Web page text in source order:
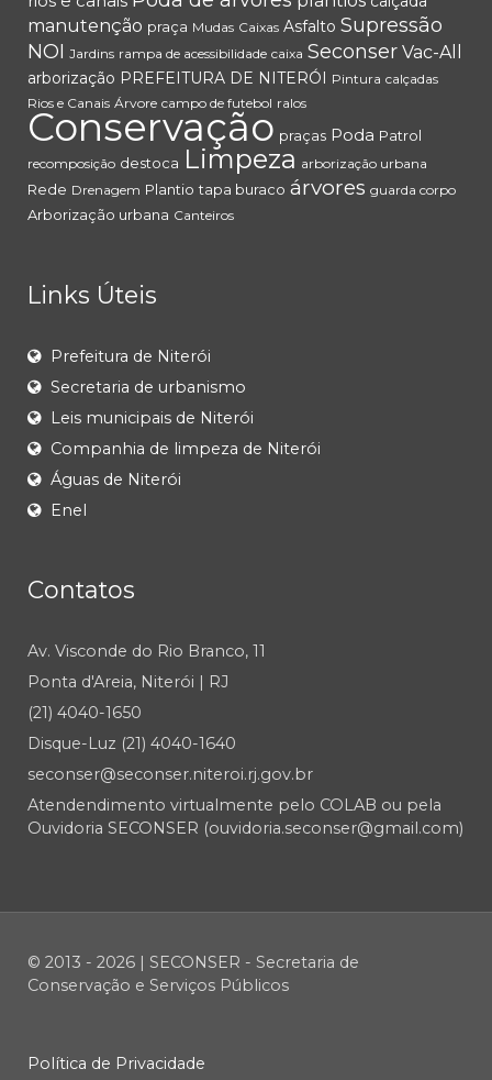
manutenção praça Mudas Caixas Asfalto Supressão
NOI Jardins rampa de acessibilidade caixa Seconser Vac-All
arborização PREFEITURA DE NITERÓI Pintura calçadas
Rios e Canais Árvore campo de futebol ralos
Conservação praças Poda Patrol
recomposição destoca Limpeza arborização urbana
Rede Drenagem Plantio tapa buraco árvores guarda corpo
Arborização urbana Canteiros
Links Úteis
Prefeitura de Niterói
Secretaria de urbanismo
Leis municipais de Niterói
Companhia de limpeza de Niterói
Águas de Niterói
Enel
Contatos
Av. Visconde do Rio Branco, 11
Ponta d'Areia, Niterói | RJ
(21) 4040-1650
Disque-Luz (21) 4040-1640
seconser@seconser.niteroi.rj.gov.br
Atendendimento virtualmente pelo COLAB ou pela
Ouvidoria SECONSER (ouvidoria.seconser@gmail.com)
© 2013 - 2026 | SECONSER - Secretaria de
Conservação e Serviços Públicos
Política de Privacidade